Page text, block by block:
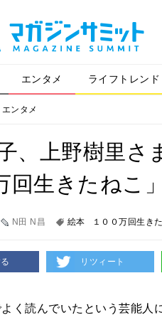
エンタメ ライフトレンド
エンタメ
、上野樹里さ
回生きたねこ
N田 N昌 絵本 １００万回生き
リツィート
く読んでいたという芸能人